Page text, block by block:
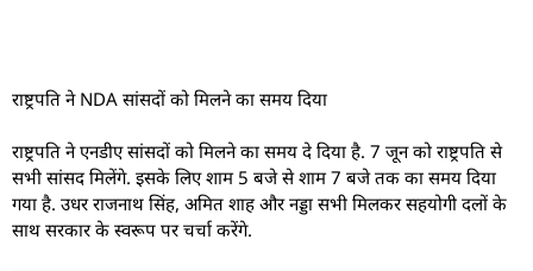
राष्ट्रपति ने NDA सांसदों को मिलने का समय दिया
राष्ट्रपति ने एनडीए सांसदों को मिलने का समय दे दिया है. 7 जून को राष्ट्रपति से
सभी सांसद मिलेंगे. इसके लिए शाम 5 बजे से शाम 7 बजे तक का समय दिया
गया है. उधर राजनाथ सिंह, अमित शाह और नड्डा सभी मिलकर सहयोगी दलों के
साथ सरकार के स्वरूप पर चर्चा करेंगे.